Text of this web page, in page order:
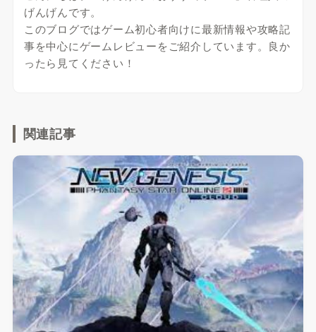
げんげんです。
このブログではゲーム初心者向けに最新情報や攻略記
事を中心にゲームレビューをご紹介しています。良か
ったら見てください！
関連記事